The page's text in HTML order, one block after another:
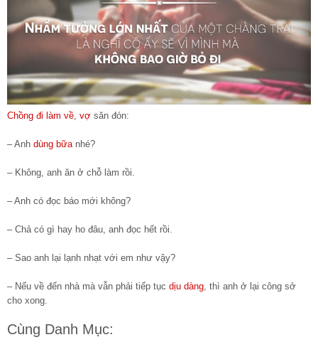
Chồng đi làm về, vợ săn đón:
– Anh dùng bữanhé?
– Không, anh ăn ở chỗ làm rồi.
– Anh có đọc báo mới không?
– Chả có gì hay ho đâu, anh đọc hết rồi.
– Sao anh lại lạnh nhạt với em như vậy?
– Nếu về đến nhà mà vẫn phải tiếp tục dịu dàng, thì anh ở lại công sở
cho xong.
Cùng Danh Mục: